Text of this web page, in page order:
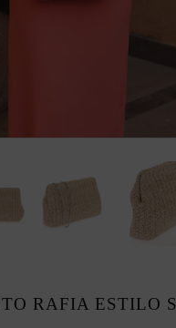
RAFIA ESTILO